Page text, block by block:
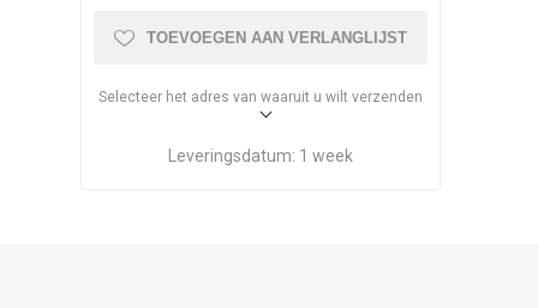
TOEVOEGEN AAN VERLANGLIJST
Selecteer het adres van waaruit u wilt verzenden
Leveringsdatum: 1 week